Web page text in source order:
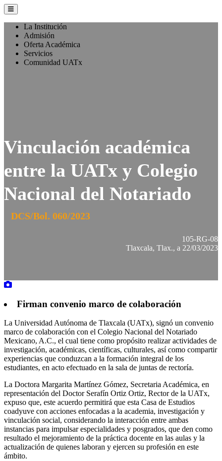
La Institución
Admisión
Oferta Académica
Servicios
Comunidad UATx
Vinculación académica
entre la UATx y Colegio
Nacional del Notariado
DCS/Bol. 060/2023
105-RG-08
Tlaxcala, Tlax., a 22/03/2023
Firman convenio marco de colaboración
La Universidad Autónoma de Tlaxcala (UATx), signó un convenio
marco de colaboración con el Colegio Nacional del Notariado
Mexicano, A.C., el cual tiene como propósito realizar actividades de
investigación, académicas, científicas, culturales, así como compartir
experiencias que conduzcan a la formación integral de los
estudiantes, en acto efectuado en la sala de juntas de rectoría.
La Doctora Margarita Martínez Gómez, Secretaria Académica, en
representación del Doctor Serafín Ortiz Ortiz, Rector de la UATx,
expuso que, este acuerdo permitirá que esta Casa de Estudios
coadyuve con acciones enfocadas a la academia, investigación y
vinculación social, considerando la interacción entre ambas
instancias para impulsar especialidades y posgrados, que den como
resultado el mejoramiento de la práctica docente en las aulas y la
actualización de quienes laboran y ejercen su profesión en este
ámbito.